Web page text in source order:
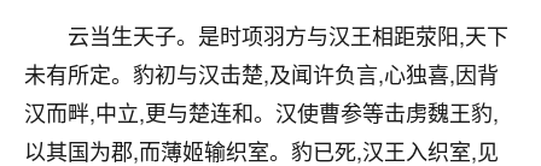
云当生天子。是时项羽方与汉王相距荥阳,天下
未有所定。豹初与汉击楚,及闻许负言,心独喜,因背
汉而畔,中立,更与楚连和。汉使曹参等击虏魏王豹,
以其国为郡,而薄姬输织室。豹已死,汉王入织室,见
了，老师说境随心转，现在深有体会了。
鹿森 ：是的，其实跟老师聊过之后，最大的感
触，首先就是心态会变好，万般皆是命，半点
不由人！